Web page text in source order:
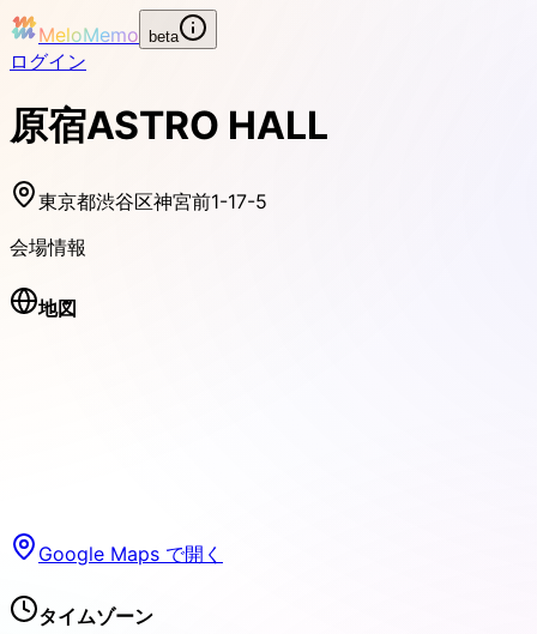
MeloMemo beta
ログイン
原宿ASTRO HALL
東京都渋谷区神宮前1-17-5
会場情報
地図
Google Maps で開く
タイムゾーン